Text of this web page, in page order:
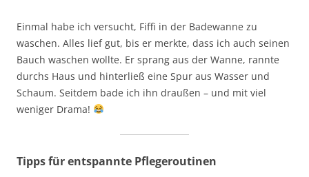
Einmal habe ich versucht, Fiffi in der Badewanne zu
waschen. Alles lief gut, bis er merkte, dass ich auch seinen
Bauch waschen wollte. Er sprang aus der Wanne, rannte
durchs Haus und hinterließ eine Spur aus Wasser und
Schaum. Seitdem bade ich ihn draußen – und mit viel
weniger Drama!
Tipps für entspannte Pflegeroutinen